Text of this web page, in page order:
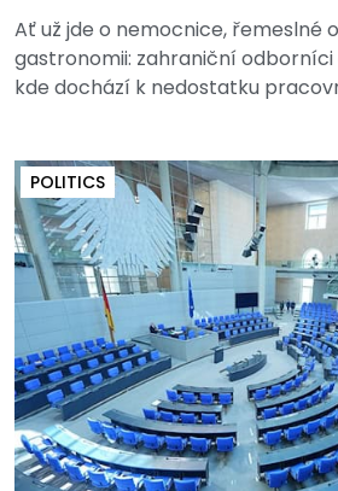
Ať už jde o nemocnice, řemeslné
gastronomii: zahraniční
kde dochází k nedostatku
POLITICS